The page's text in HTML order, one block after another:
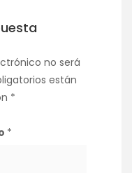
no será
están
*
*